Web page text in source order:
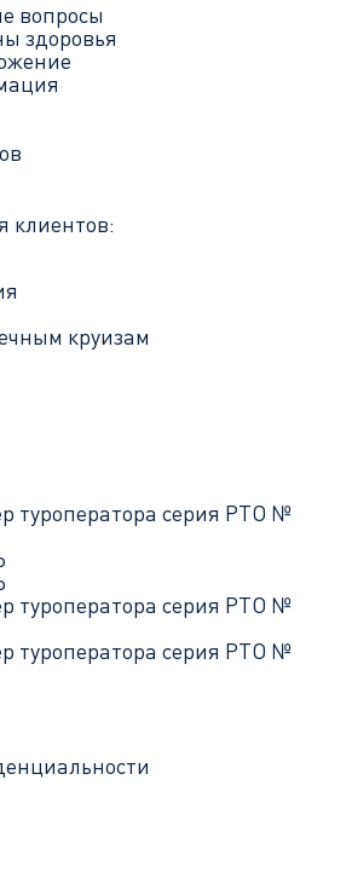
вопросы
здоровья
клиентов:
круизам
туроператора серия РТО №
туроператора серия РТО №
туроператора серия РТО №